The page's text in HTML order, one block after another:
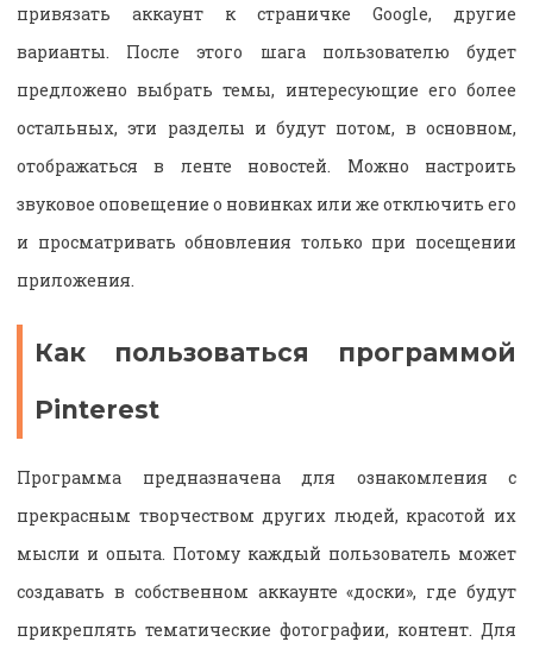
привязать аккаунт к страничке Google, другие
варианты. После этого шага пользователю будет
предложено выбрать темы, интересующие его более
остальных, эти разделы и будут потом, в основном,
отображаться в ленте новостей. Можно настроить
звуковое оповещение о новинках или же отключить его
и просматривать обновления только при посещении
приложения.
Как пользоваться программой
Pinterest
Программа предназначена для ознакомления с
прекрасным творчеством других людей, красотой их
мысли и опыта. Потому каждый пользователь может
создавать в собственном аккаунте «доски», где будут
прикреплять тематические фотографии, контент. Для